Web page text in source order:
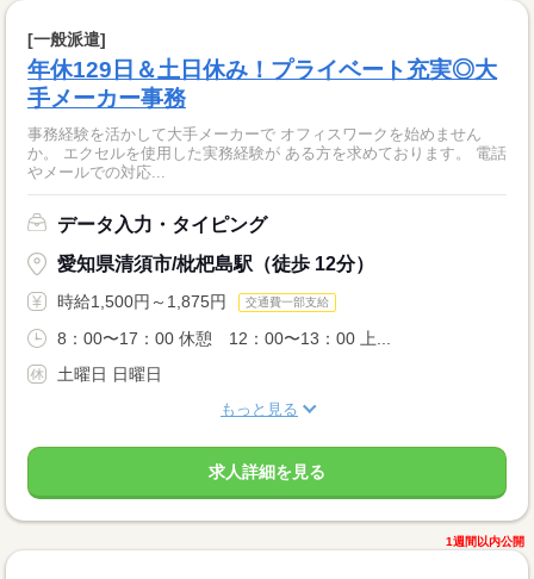
[一般派遣]
年休129日＆土日休み！プライベート充実◎大
手メーカー事務
事務経験を活かして大手メーカーで オフィスワークを始めません
か。 エクセルを使用した実務経験が ある方を求めております。 電話
やメールでの対応...
データ入力・タイピング
愛知県清須市/枇杷島駅（徒歩 12分）
時給1,500円～1,875円 交通費一部支給
8：00〜17：00 休憩 12：00〜13：00 上...
土曜日 日曜日
もっと見る
求人詳細を見る
1週間以内公開